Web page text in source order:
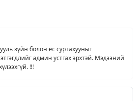
зүйн болон ёс суртахууныг
админ устгах эрхтэй. Мэдээний
!!!